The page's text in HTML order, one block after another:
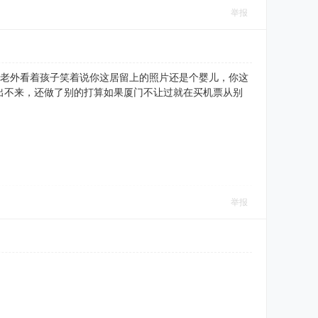
举报
外看着孩子笑着说你这居留上的照片还是个婴儿，你这
来，还做了别的打算如果厦门不让过就在买机票从别
举报